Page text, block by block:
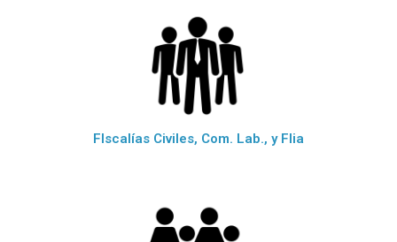
FIscalías Civiles, Com. Lab., y Flia